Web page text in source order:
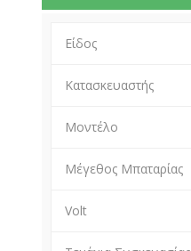
Είδος
Κατασκευαστής
Μοντέλο
Μέγεθος Μπαταρίας
Volt